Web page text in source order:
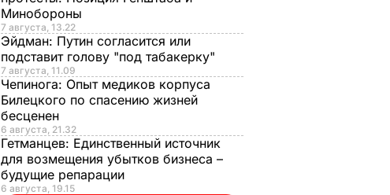
Минобороны
7 августа, 13.22
Эйдман: Путин согласится или
подставит голову "под табакерку"
7 августа, 11.09
Чепинога: Опыт медиков корпуса
Билецкого по спасению жизней
бесценен
6 августа, 21.32
Гетманцев: Единственный источник
для возмещения убытков бизнеса –
будущие репарации
6 августа, 19.15